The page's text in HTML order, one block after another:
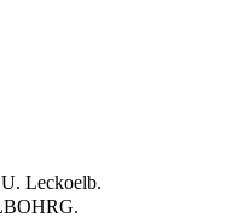
Leckoelb.